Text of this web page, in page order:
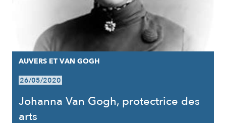
AUVERS ET VAN GOGH
26/05/2020
Johanna Van Gogh, protectrice des
arts